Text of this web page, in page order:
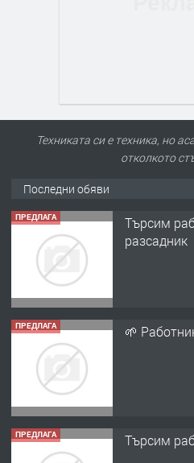
Техниката си е техника, но
отколкото
Последни обяви
ПРЕДЛАГА
Търсим
разсадник
ПРЕДЛАГА 🌱
ПРЕДЛАГА Търсим